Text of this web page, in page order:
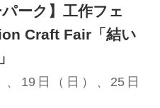
ーク】工作フェ
Craft Fair「結い
19日（日）、25日